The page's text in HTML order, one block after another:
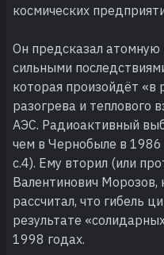
космических
Он предсказал атомную
сильными
которая произойдёт «в
разогрева и теплового
АЭС. Радиоактивный
чем в Чернобыле в 1986
с.4). Ему вторил (или
Валентинович
рассчитал, что гибель
результате
1998 годах.